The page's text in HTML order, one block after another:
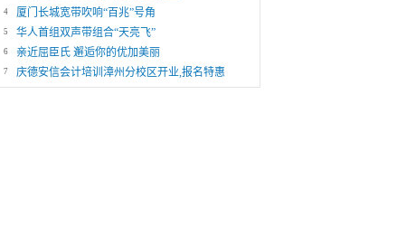
4 厦门长城宽带吹响“百兆”号角
5 华人首组双声带组合“天亮飞”
6 亲近屈臣氏 邂逅你的优加美丽
7 庆德安信会计培训漳州分校区开业,报名特惠